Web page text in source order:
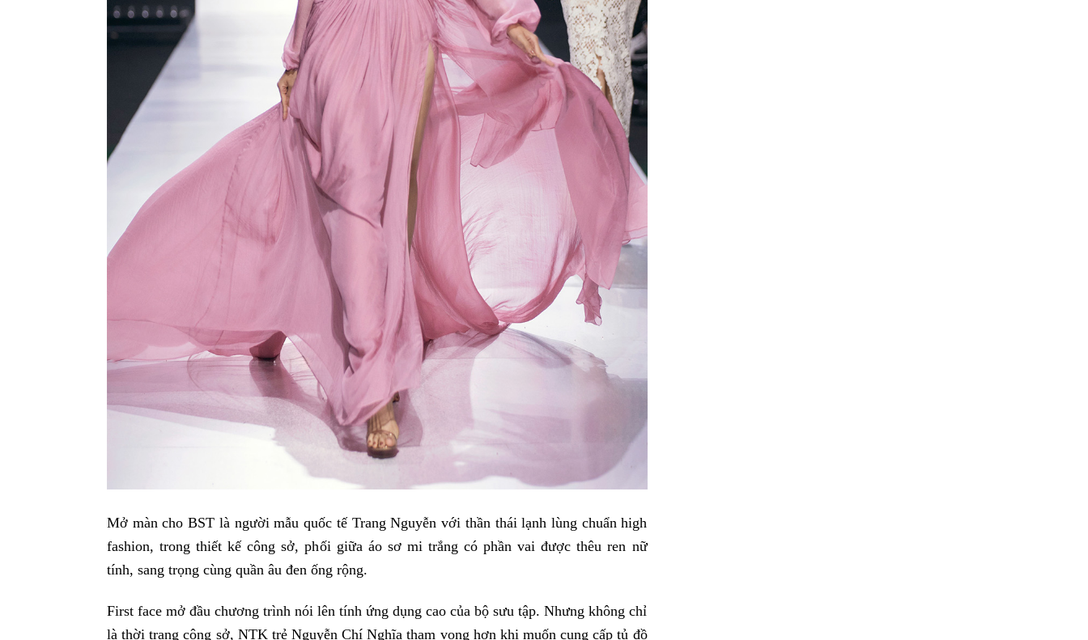
Mở màn cho BST là người mẫu quốc tế Trang Nguyễn với thần thái lạnh lùng chuẩn high
fashion, trong thiết kế công sở, phối giữa áo sơ mi trắng có phần vai được thêu ren nữ
tính, sang trọng cùng quần âu đen ống rộng.
First face mở đầu chương trình nói lên tính ứng dụng cao của bộ sưu tập. Nhưng không chỉ
là thời trang công sở, NTK trẻ Nguyễn Chí Nghĩa tham vọng hơn khi muốn cung cấp tủ đồ